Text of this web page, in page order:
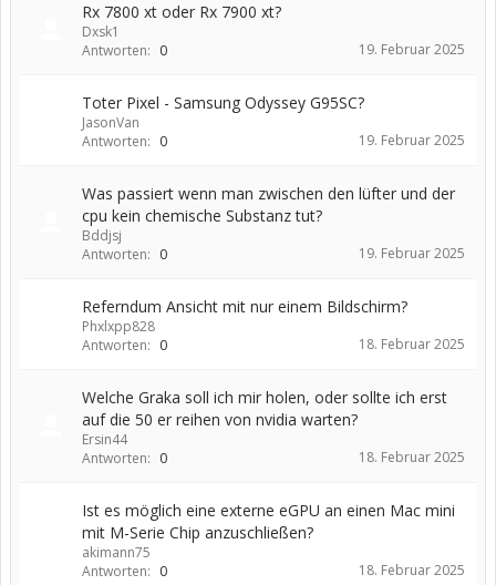
Rx 7800 xt oder Rx 7900 xt?
Dxsk1
Antworten: 0 19. Februar 2025
Toter Pixel - Samsung Odyssey G95SC?
JasonVan
Antworten: 0 19. Februar 2025
Was passiert wenn man zwischen den lüfter und der
cpu kein chemische Substanz tut?
Bddjsj
Antworten: 0 19. Februar 2025
Referndum Ansicht mit nur einem Bildschirm?
Phxlxpp828
Antworten: 0 18. Februar 2025
Welche Graka soll ich mir holen, oder sollte ich erst
auf die 50 er reihen von nvidia warten?
Ersin44
Antworten: 0 18. Februar 2025
Ist es möglich eine externe eGPU an einen Mac mini
mit M-Serie Chip anzuschließen?
akimann75
Antworten: 0 18. Februar 2025